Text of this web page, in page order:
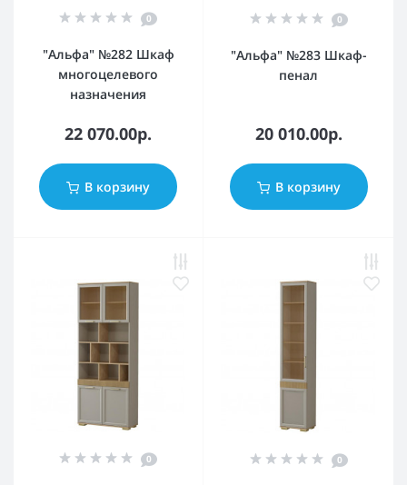
0
"Альфа" №282 Шкаф
многоцелевого
назначения
22 070.00р.
В корзину
0
"Альфа" №283 Шкаф-
пенал
20 010.00р.
В корзину
0 0